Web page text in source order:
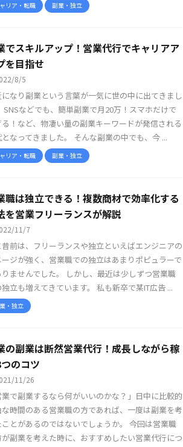
リア・転職 副業・独立
でスキルアップ！営業代行でキャリアア
を目指せ
8/5
なり副業という言葉が一気に世の中に出てきまし
SNSなどでも、簡単副業で月20万！スマホだけで
！など、物凄い量の副業キーワードが発信される
となってきました。 そんな副業の中でも、今 ...
リア・転職 副業・独立
職は独立できる！複数商材で効率化する
を営業フリーランスが解説
11/7
昔前は、フリーランスや独立といえばエンジニアの
ージが強く、営業職での独立はあまりポピュラーで
りませんでした。 しかし、最近は少しずつ営業職
立も増えてきています。 私も新卒で某IT広告 ...
・独立
の副業は断然営業代行！成長しながら稼
のコツ
11/26
業で副業するなら何がいいのかな？」日中に比較的
な時間のある営業職の方であれば、一度は副業を考
ことがあるのではないでしょうか。 今回は営業職
が副業を考えた時に、おすすめしたい営業代行につ